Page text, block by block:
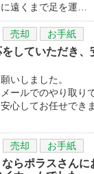
遠くまで足を運…
売却 お手紙
していただき、
いしました。
ールでのやり取り
心してお任せでき
売却 お手紙
らポラスさんに